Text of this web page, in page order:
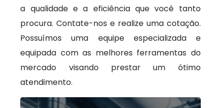
a qualidade e a eficiência que você tanto
procura. Contate-nos e realize uma cotação.
Possuímos uma equipe especializada e
equipada com as melhores ferramentas do
mercado visando prestar um ótimo
atendimento.